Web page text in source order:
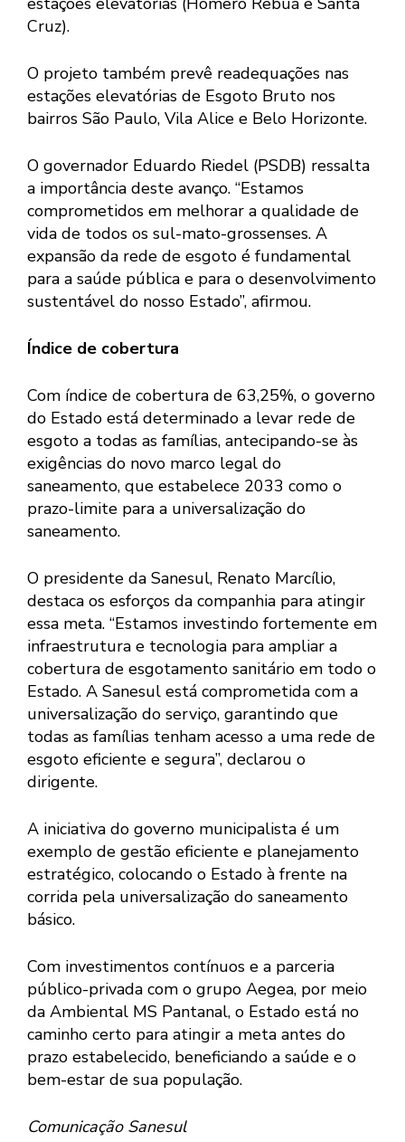
Cruz).
O projeto também prevê readequações nas
estações elevatórias de Esgoto Bruto nos
bairros São Paulo, Vila Alice e Belo Horizonte.
O governador Eduardo Riedel (PSDB) ressalta
a importância deste avanço. “Estamos
comprometidos em melhorar a qualidade de
vida de todos os sul-mato-grossenses. A
expansão da rede de esgoto é fundamental
para a saúde pública e para o desenvolvimento
sustentável do nosso Estado”, afirmou.
Índice de cobertura
Com índice de cobertura de 63,25%, o governo
do Estado está determinado a levar rede de
esgoto a todas as famílias, antecipando-se às
exigências do novo marco legal do
saneamento, que estabelece 2033 como o
prazo-limite para a universalização do
saneamento.
O presidente da Sanesul, Renato Marcílio,
destaca os esforços da companhia para atingir
essa meta. “Estamos investindo fortemente em
infraestrutura e tecnologia para ampliar a
cobertura de esgotamento sanitário em todo o
Estado. A Sanesul está comprometida com a
universalização do serviço, garantindo que
todas as famílias tenham acesso a uma rede de
esgoto eficiente e segura”, declarou o
dirigente.
A iniciativa do governo municipalista é um
exemplo de gestão eficiente e planejamento
estratégico, colocando o Estado à frente na
corrida pela universalização do saneamento
básico.
Com investimentos contínuos e a parceria
público-privada com o grupo Aegea, por meio
da Ambiental MS Pantanal, o Estado está no
caminho certo para atingir a meta antes do
prazo estabelecido, beneficiando a saúde e o
bem-estar de sua população.
Comunicação Sanesul